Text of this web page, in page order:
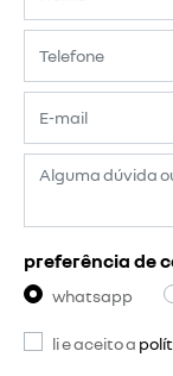
preferência de
whatsapp
li e aceito a